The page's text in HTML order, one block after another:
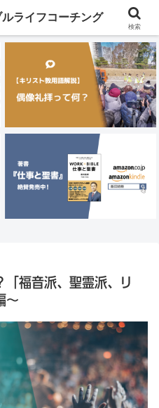
ュー
福音派、聖霊派、リ
〜
ライフコーチング
検索